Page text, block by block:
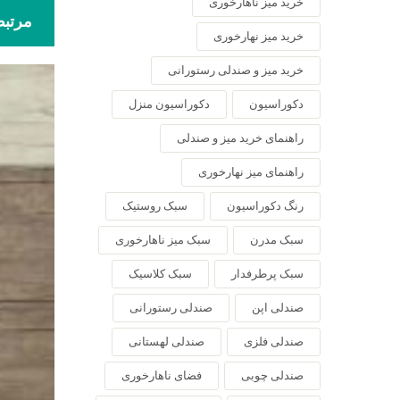
خرید میز نهارخوری
خرید میز و صندلی رستورانی
دکوراسیون دکوراسیون منزل
راهنمای خرید میز و صندلی
راهنمای میز نهارخوری
رنگ دکوراسیون سبک روستیک
سبک مدرن سبک میز ناهارخوری
سبک پرطرفدار سبک کلاسیک
صندلی اپن صندلی رستورانی
صندلی فلزی صندلی لهستانی
صندلی چوبی فضای ناهارخوری